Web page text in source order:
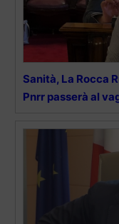
Sanità, La Rocca
Pnrr passerà al